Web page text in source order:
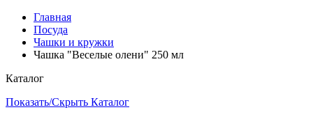
Главная
Посуда
Чашки и кружки
Чашка "Веселые олени" 250 мл
Каталог
Показать/Скрыть Каталог